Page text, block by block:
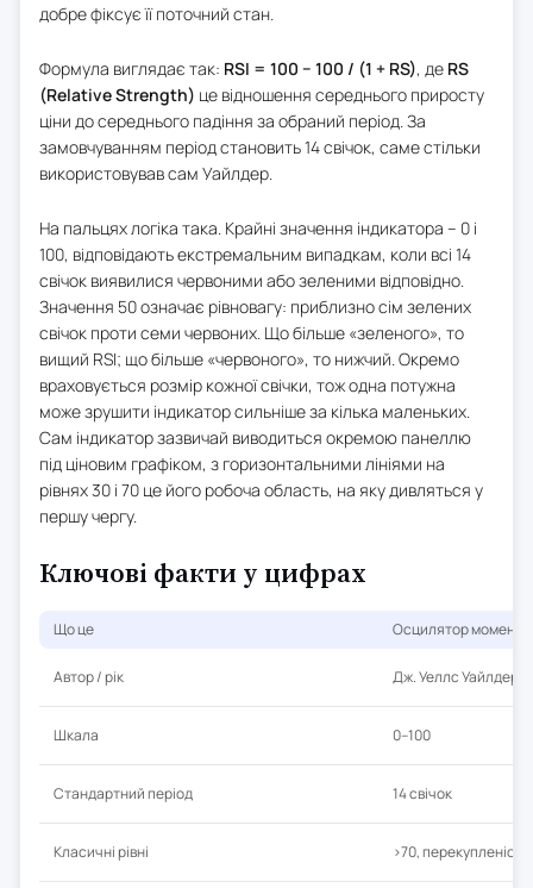
добре фіксує її поточний стан.
Формула виглядає так: RSI = 100 − 100 / (1 + RS), де RS
(Relative Strength) це відношення середнього приросту
ціни до середнього падіння за обраний період. За
замовчуванням період становить 14 свічок, саме стільки
використовував сам Уайлдер.
На пальцях логіка така. Крайні значення індикатора – 0 і
100, відповідають екстремальним випадкам, коли всі 14
свічок виявилися червоними або зеленими відповідно.
Значення 50 означає рівновагу: приблизно сім зелених
свічок проти семи червоних. Що більше «зеленого», то
вищий RSI; що більше «червоного», то нижчий. Окремо
враховується розмір кожної свічки, тож одна потужна
може зрушити індикатор сильніше за кілька маленьких.
Сам індикатор зазвичай виводиться окремою панеллю
під ціновим графіком, з горизонтальними лініями на
рівнях 30 і 70 це його робоча область, на яку дивляться у
першу чергу.
Ключові факти у цифрах
Що це Осцилятор моменту:
Автор / рік Дж. Уеллс Уайлдер,
Шкала 0–100
Стандартний період 14 свічок
Класичні рівні >70,